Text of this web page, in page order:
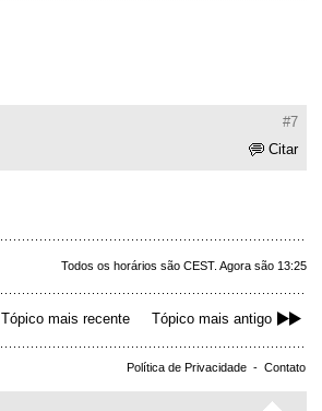
#7
Citar
Todos os horários são CEST. Agora são 13:25
Tópico mais recente Tópico mais antigo
Política de Privacidade - Contato